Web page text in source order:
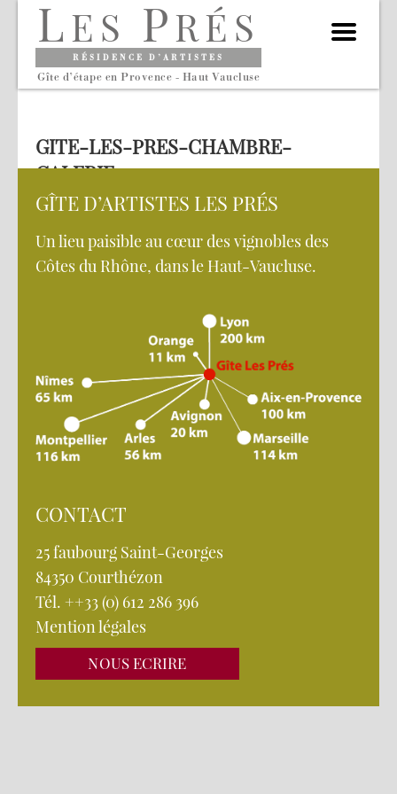
LES PRÉS
RÉSIDENCE D’ARTISTES
Gîte d’étape en Provence - Haut Vaucluse
GITE-LES-PRES-CHAMBRE-
GALERIE-4
GÎTE D’ARTISTES LES PRÉS
Un lieu paisible au cœur des vignobles des
Côtes du Rhône, dans le Haut-Vaucluse.
CONTACT
25 faubourg Saint-Georges
84350 Courthézon
Tél. ++33 (0) 612 286 396
Mention légales
NOUS ECRIRE